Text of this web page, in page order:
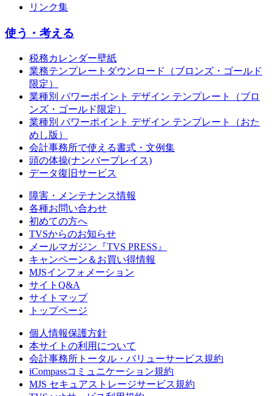
リンク集
使う・考える
税務カレンダー壁紙
業務テンプレートダウンロード（ブロンズ・ゴールド
限定）
業種別 パワーポイント デザイン テンプレート（ブロ
ンズ・ゴールド限定）
業種別 パワーポイント デザイン テンプレート（おた
めし版）
会計事務所で使える書式・文例集
頭の体操(ナンバープレイス)
データ復旧サービス
障害・メンテナンス情報
各種お問い合わせ
初めての方へ
TVSからのお知らせ
メールマガジン『TVS PRESS』
キャンペーン＆お買い得情報
MJSインフォメーション
サイトQ&A
サイトマップ
トップページ
個人情報保護方針
本サイトの利用について
会計事務所トータル・バリューサービス規約
iCompassコミュニケーション規約
MJS セキュアストレージサービス規約